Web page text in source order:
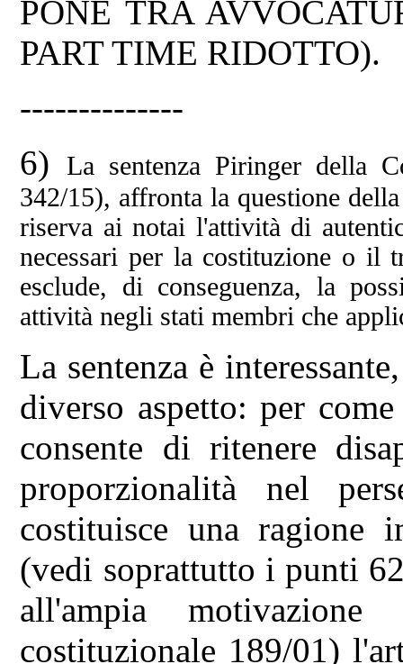
PONE TRA
PART TIME RIDOTTO).
--------------
6)
La sentenza Piringer della
342/15), affronta la questione
riserva ai notai l'attività di
necessari per la costituzione o il
esclude, di conseguenza, la
attività negli stati membri che
La sentenza è
diverso aspetto: per
consente di ritenere
proporzionalità nel
costituisce una ragione
(vedi soprattutto i punti
all'ampia
costituzionale 189/01)